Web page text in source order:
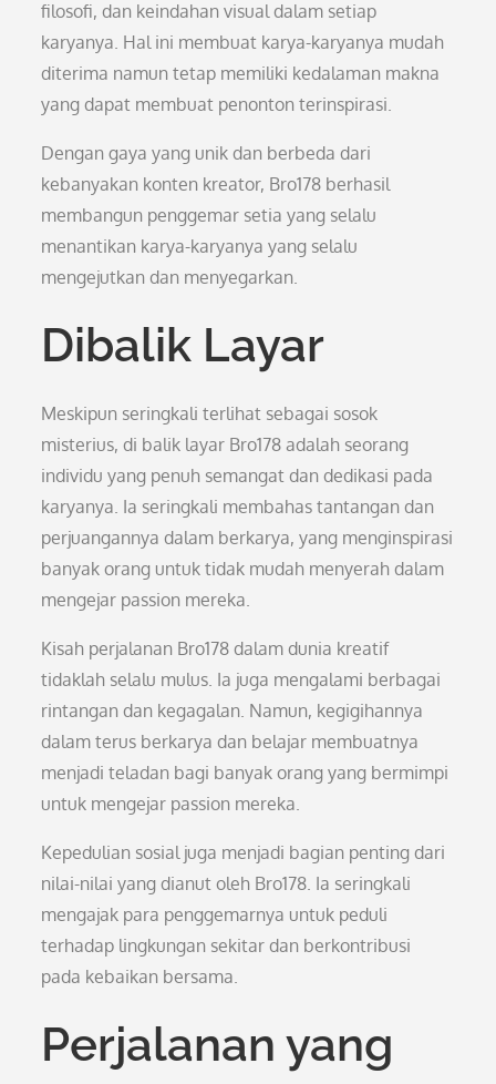
filosofi, dan keindahan visual dalam setiap
karyanya. Hal ini membuat karya-karyanya mudah
diterima namun tetap memiliki kedalaman makna
yang dapat membuat penonton terinspirasi.
Dengan gaya yang unik dan berbeda dari
kebanyakan konten kreator, Bro178 berhasil
membangun penggemar setia yang selalu
menantikan karya-karyanya yang selalu
mengejutkan dan menyegarkan.
Dibalik Layar
Meskipun seringkali terlihat sebagai sosok
misterius, di balik layar Bro178 adalah seorang
individu yang penuh semangat dan dedikasi pada
karyanya. Ia seringkali membahas tantangan dan
perjuangannya dalam berkarya, yang menginspirasi
banyak orang untuk tidak mudah menyerah dalam
mengejar passion mereka.
Kisah perjalanan Bro178 dalam dunia kreatif
tidaklah selalu mulus. Ia juga mengalami berbagai
rintangan dan kegagalan. Namun, kegigihannya
dalam terus berkarya dan belajar membuatnya
menjadi teladan bagi banyak orang yang bermimpi
untuk mengejar passion mereka.
Kepedulian sosial juga menjadi bagian penting dari
nilai-nilai yang dianut oleh Bro178. Ia seringkali
mengajak para penggemarnya untuk peduli
terhadap lingkungan sekitar dan berkontribusi
pada kebaikan bersama.
Perjalanan yang